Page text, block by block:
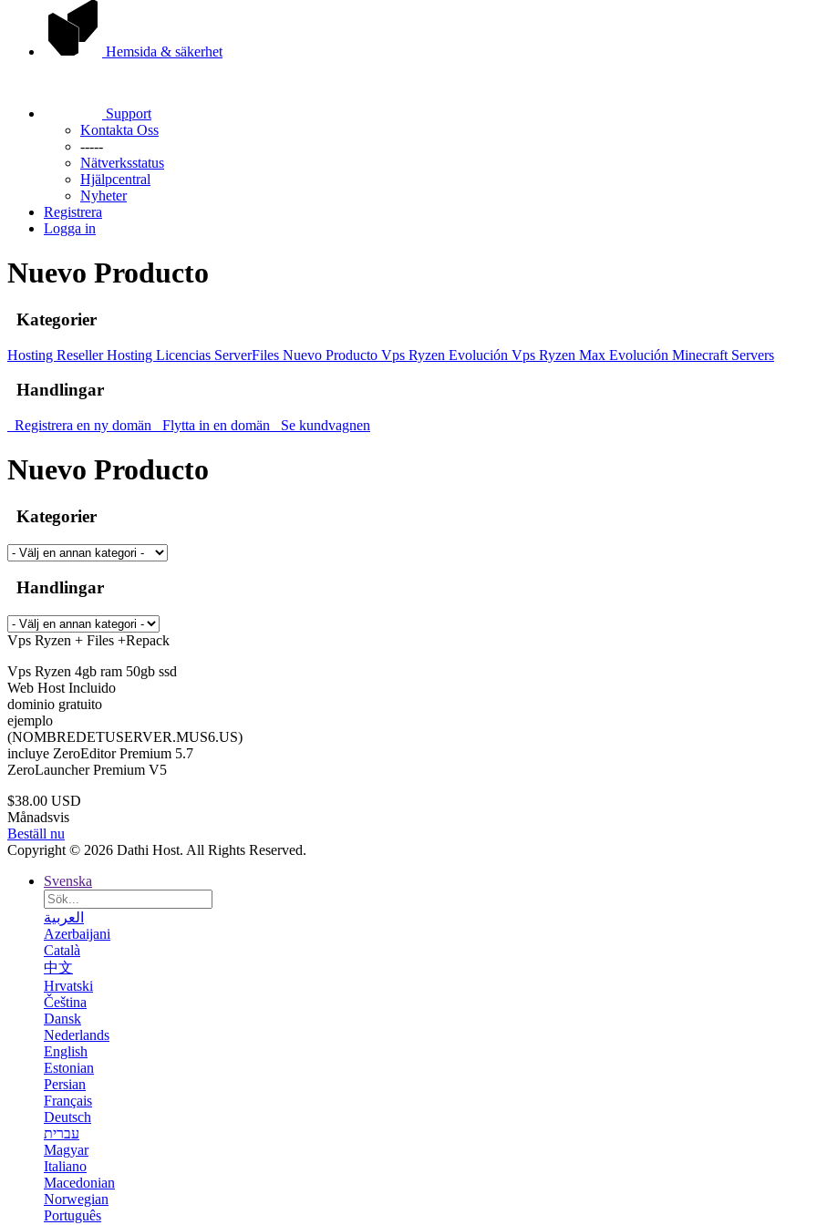
Hemsida & säkerhet
Support
Kontakta Oss
-----
Nätverksstatus
Hjälpcentral
Nyheter
Registrera
Logga in
Nuevo Producto
Kategorier
Hosting Reseller Hosting Licencias ServerFiles Nuevo Producto Vps Ryzen Evolución Vps Ryzen Max Evolución Minecraft Servers
Handlingar
Registrera en ny domän Flytta in en domän Se kundvagnen
Nuevo Producto
Kategorier
Handlingar
Vps Ryzen + Files +Repack
Vps Ryzen 4gb ram 50gb ssd
Web Host Incluido
dominio gratuito
ejemplo
(NOMBREDETUSERVER.MUS6.US)
incluye ZeroEditor Premium 5.7
ZeroLauncher Premium V5
$38.00 USD
Månadsvis
Beställ nu
Copyright © 2026 Dathi Host. All Rights Reserved.
Svenska
العربية
Azerbaijani
Català
中文
Hrvatski
Čeština
Dansk
Nederlands
English
Estonian
Persian
Français
Deutsch
עברית
Magyar
Italiano
Macedonian
Norwegian
Português